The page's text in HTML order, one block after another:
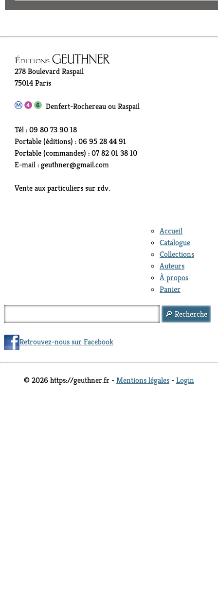
278 Boulevard Raspail
75014 Paris
Denfert-Rochereau ou Raspail
Tél : 09 80 73 90 18
Portable (éditions) : 06 95 28 44 91
Portable (commandes) : 07 82 01 38 10
E-mail : geuthner@gmail.com
Vente aux particuliers sur rdv.
Accueil
Catalogue
Collections
Auteurs
À propos
Panier
Retrouvez-nous sur Facebook
© 2026 https://geuthner.fr -Mentions légales -Login